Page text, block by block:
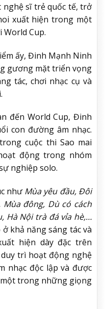
nghệ sĩ trẻ quốc tế, trở
xuất hiện trong một
World Cup.
ấy, Đinh Mạnh Ninh
gương mặt triển vọng
tác, chơi nhạc cụ và
đến World Cup, Đinh
con đường âm nhạc.
cuộc thi Sao mai
động trong nhóm
nghiệp solo.
như Mùa yêu đầu, Đôi
đông, Dù có cách
Hà Nội trà đá vỉa hè,…
khả năng sáng tác và
hiện dày đặc trên
trì hoạt động nghệ
nhạc độc lập và được
trong những giọng